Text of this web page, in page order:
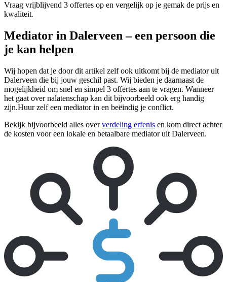
Vraag vrijblijvend 3 offertes op en vergelijk op je gemak de prijs en
kwaliteit.
Mediator in Dalerveen – een persoon die
je kan helpen
Wij hopen dat je door dit artikel zelf ook uitkomt bij de mediator uit
Dalerveen die bij jouw geschil past. Wij bieden je daarnaast de
mogelijkheid om snel en simpel 3 offertes aan te vragen. Wanneer
het gaat over nalatenschap kan dit bijvoorbeeld ook erg handig
zijn.Huur zelf een mediator in en beëindig je conflict.
Bekijk bijvoorbeeld alles oververdeling erfenis en kom direct achter
de kosten voor een lokale en betaalbare mediator uit Dalerveen.